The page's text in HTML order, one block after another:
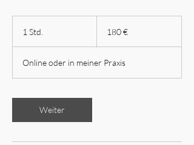
1 Std.
d
180 €
Online oder in meiner Praxis
Weiter